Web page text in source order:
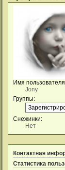
Имя
Jony
Группы:
Снежинки:
Нет
Контактная
Статистика